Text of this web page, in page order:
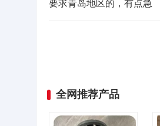
要求青岛地区的，有点急
全网推荐产品